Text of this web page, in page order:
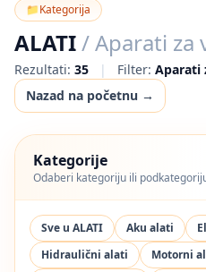
📁Kategorija
ALATI/ Aparati za
Rezultati: 35 | Filter: Aparati
Nazad na početnu →
Kategorije
Odaberi kategoriju ili
Sve u ALATI Aku alati
Hidraulični alati
Motorni